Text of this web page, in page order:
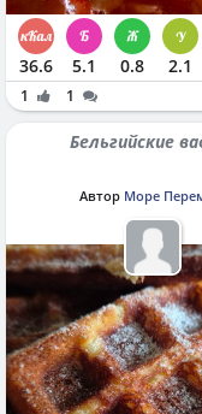
36.6 5.1 0.8 2.1
1 1
Бельгийские
Автор Море